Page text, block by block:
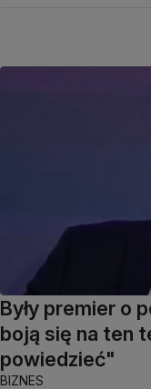
Były premier o
boją się na ten
powiedzieć"
BIZNES